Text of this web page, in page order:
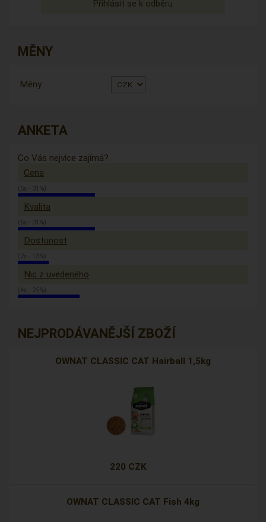
MĚNY
Měny
ANKETA
Co Vás nejvíce zajímá?
Cena
(5x - 31%)
Kvalita
(5x - 31%)
Dostunost
(2x - 13%)
Nic z uvedeného
(4x - 25%)
NEJPRODÁVANĚJŠÍ ZBOŽÍ
OWNAT CLASSIC CAT Hairball 1,5kg
220 CZK
OWNAT CLASSIC CAT Fish 4kg